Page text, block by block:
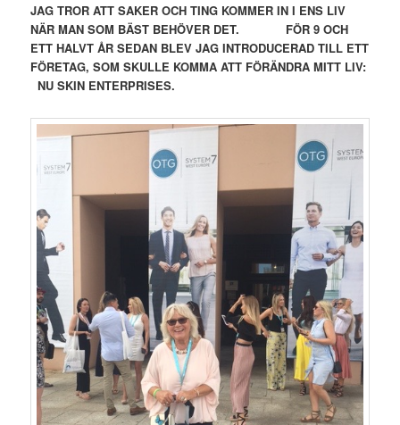
JAG TROR ATT SAKER OCH TING KOMMER IN I ENS LIV
NÄR MAN SOM BÄST BEHÖVER DET. FÖR 9 OCH
ETT HALVT ÅR SEDAN BLEV JAG INTRODUCERAD TILL ETT
FÖRETAG, SOM SKULLE KOMMA ATT FÖRÄNDRA MITT LIV:
NU SKIN ENTERPRISES.